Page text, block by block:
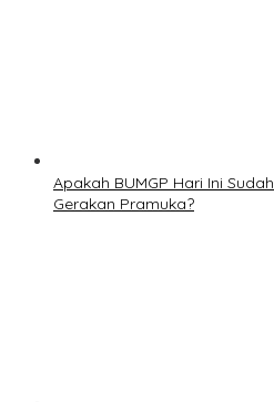
Apakah BUMGP Hari Ini
Gerakan Pramuka?